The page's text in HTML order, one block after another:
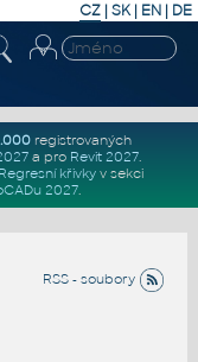
CZ | SK| EN | DE
registrovaných
a pro Revit 2027.
Regresní křivkyv sekci
2027.
RSS - soubory